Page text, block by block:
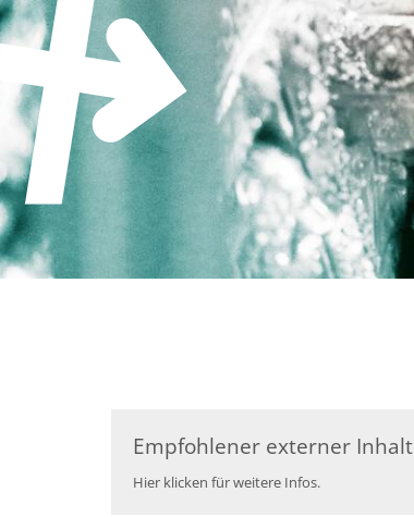
Zum Inhalt springen
Empfohlener externer Inhalt
Hier klicken für weitere Infos.